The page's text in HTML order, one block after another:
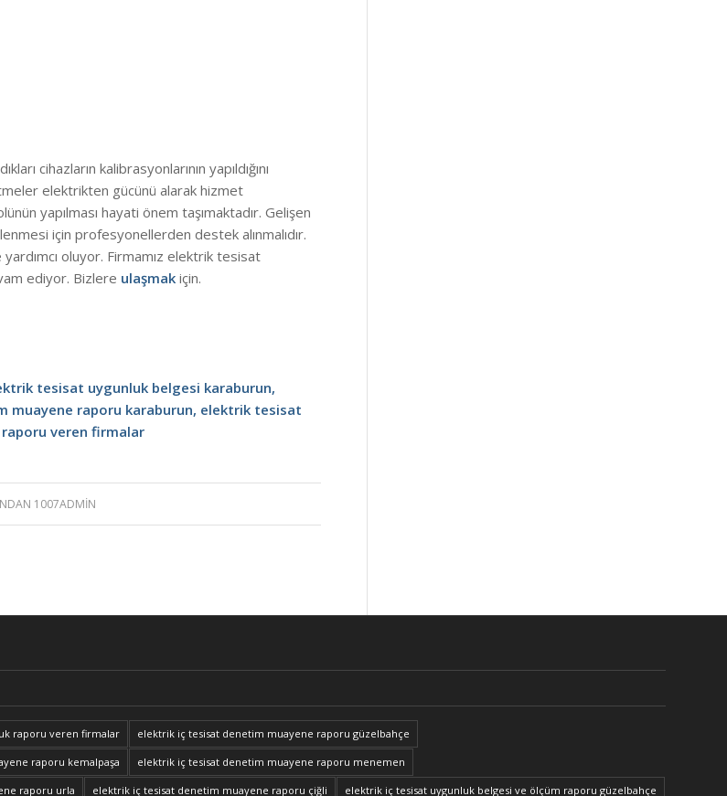
cihazların kalibrasyonlarının yapıldığını
elektrikten gücünü alarak hizmet
yapılması hayati önem taşımaktadır. Gelişen
için profesyonellerden destek alınmalıdır.
oluyor. Firmamız elektrik tesisat
ediyor. Bizlere ulaşmak için.
tesisat uygunluk belgesi karaburun,
raporu karaburun, elektrik tesisat
veren firmalar
1007ADMIN
raporu veren firmalar elektrik iç tesisat denetim muayene raporu güzelbahçe
raporu kemalpaşa elektrik iç tesisat denetim muayene raporu menemen
raporu urla elektrik iç tesisat denetim muayene raporu çiğli elektrik iç tesisat uygunluk belgesi ve ölçüm raporu güzelbahçe